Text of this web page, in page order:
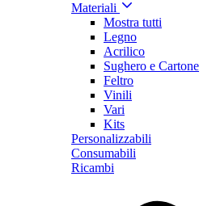
Materiali
Mostra tutti
Legno
Acrilico
Sughero e Cartone
Feltro
Vinili
Vari
Kits
Personalizzabili
Consumabili
Ricambi